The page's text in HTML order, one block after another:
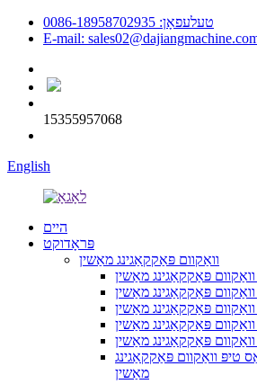
טעלעפאָן: 0086-18958702935
E-mail:
15355957068
English
היים
פּראָדוקט
וואַקוום פּאַקקאַגינג מאַשין
פּאַקקאַגינג מאַשין
פּאַקקאַגינג מאַשין
פּאַקקאַגינג מאַשין
פּאַקקאַגינג מאַשין
פּאַקקאַגינג מאַשין
טיפּ וואַקוום פּאַקקאַגינג
מאַשין